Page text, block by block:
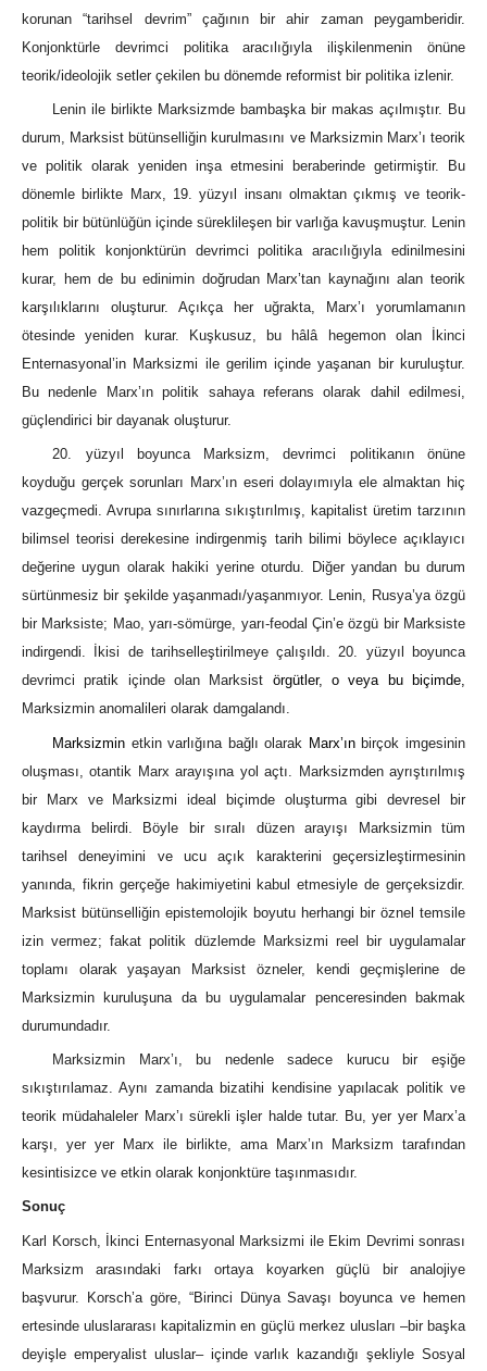
korunan “tarihsel devrim” çağının bir ahir zaman peygamberidir.
Konjonktürle devrimci politika aracılığıyla ilişkilenmenin önüne
teorik/ideolojik setler çekilen bu dönemde reformist bir politika izlenir.
Lenin ile birlikte Marksizmde bambaşka bir makas açılmıştır. Bu
durum, Marksist bütünselliğin kurulmasını ve Marksizmin Marx’ı teorik
ve politik olarak yeniden inşa etmesini beraberinde getirmiştir. Bu
dönemle birlikte Marx, 19. yüzyıl insanı olmaktan çıkmış ve teorik-
politik bir bütünlüğün içinde süreklileşen bir varlığa kavuşmuştur. Lenin
hem politik konjonktürün devrimci politika aracılığıyla edinilmesini
kurar, hem de bu edinimin doğrudan Marx’tan kaynağını alan teorik
karşılıklarını oluşturur. Açıkça her uğrakta, Marx’ı yorumlamanın
ötesinde yeniden kurar. Kuşkusuz, bu hâlâ hegemon olan İkinci
Enternasyonal’in Marksizmi ile gerilim içinde yaşanan bir kuruluştur.
Bu nedenle Marx’ın politik sahaya referans olarak dahil edilmesi,
güçlendirici bir dayanak oluşturur.
20. yüzyıl boyunca Marksizm, devrimci politikanın önüne
koyduğu gerçek sorunları Marx’ın eseri dolayımıyla ele almaktan hiç
vazgeçmedi. Avrupa sınırlarına sıkıştırılmış, kapitalist üretim tarzının
bilimsel teorisi derekesine indirgenmiş tarih bilimi böylece açıklayıcı
değerine uygun olarak hakiki yerine oturdu. Diğer yandan bu durum
sürtünmesiz bir şekilde yaşanmadı/yaşanmıyor. Lenin, Rusya’ya özgü
bir Marksiste; Mao, yarı-sömürge, yarı-feodal Çin’e özgü bir Marksiste
indirgendi. İkisi de tarihselleştirilmeye çalışıldı. 20. yüzyıl boyunca
devrimci pratik içinde olan Marksist örgütler, o veya bu biçimde,
Marksizmin anomalileri olarak damgalandı.
Marksizmin etkin varlığına bağlı olarak Marx’ınbirçok imgesinin
oluşması, otantik Marx arayışına yol açtı. Marksizmden ayrıştırılmış
bir Marx ve Marksizmi ideal biçimde oluşturma gibi devresel bir
kaydırma belirdi. Böyle bir sıralı düzen arayışı Marksizmin tüm
tarihsel deneyimini ve ucu açık karakterini geçersizleştirmesinin
yanında,
fikrin gerçeğe hakimiyetini kabul etmesiyle de gerçeksizdir.
Marksist bütünselliğin epistemolojik boyutu herhangi bir öznel temsile
izin vermez; fakat politik düzlemde Marksizmi reel bir uygulamalar
toplamı olarak yaşayan Marksist özneler, kendi geçmişlerine de
Marksizmin kuruluşuna da bu uygulamalar penceresinden bakmak
durumundadır.
Marksizmin Marx’ı, bu nedenle sadece kurucu bir eşiğe
sıkıştırılamaz. Aynı zamanda bizatihi kendisine yapılacak politik ve
teorik müdahaleler Marx’ı sürekli işler halde tutar. Bu, yer yer Marx’a
karşı, yer yer Marx ile birlikte, ama Marx’ın Marksizm tarafından
kesintisizce ve etkin olarak konjonktüre taşınmasıdır.
Sonuç
Karl Korsch, İkinci Enternasyonal Marksizmi ile Ekim Devrimi sonrası
Marksizm arasındaki farkı ortaya koyarken güçlü bir analojiye
başvurur. Korsch’a göre, “Birinci Dünya Savaşı boyunca ve hemen
ertesinde uluslararası kapitalizmin en güçlü merkez ulusları ‒bir başka
deyişle emperyalist uluslar‒ içinde varlık kazandığı şekliyle Sosyal